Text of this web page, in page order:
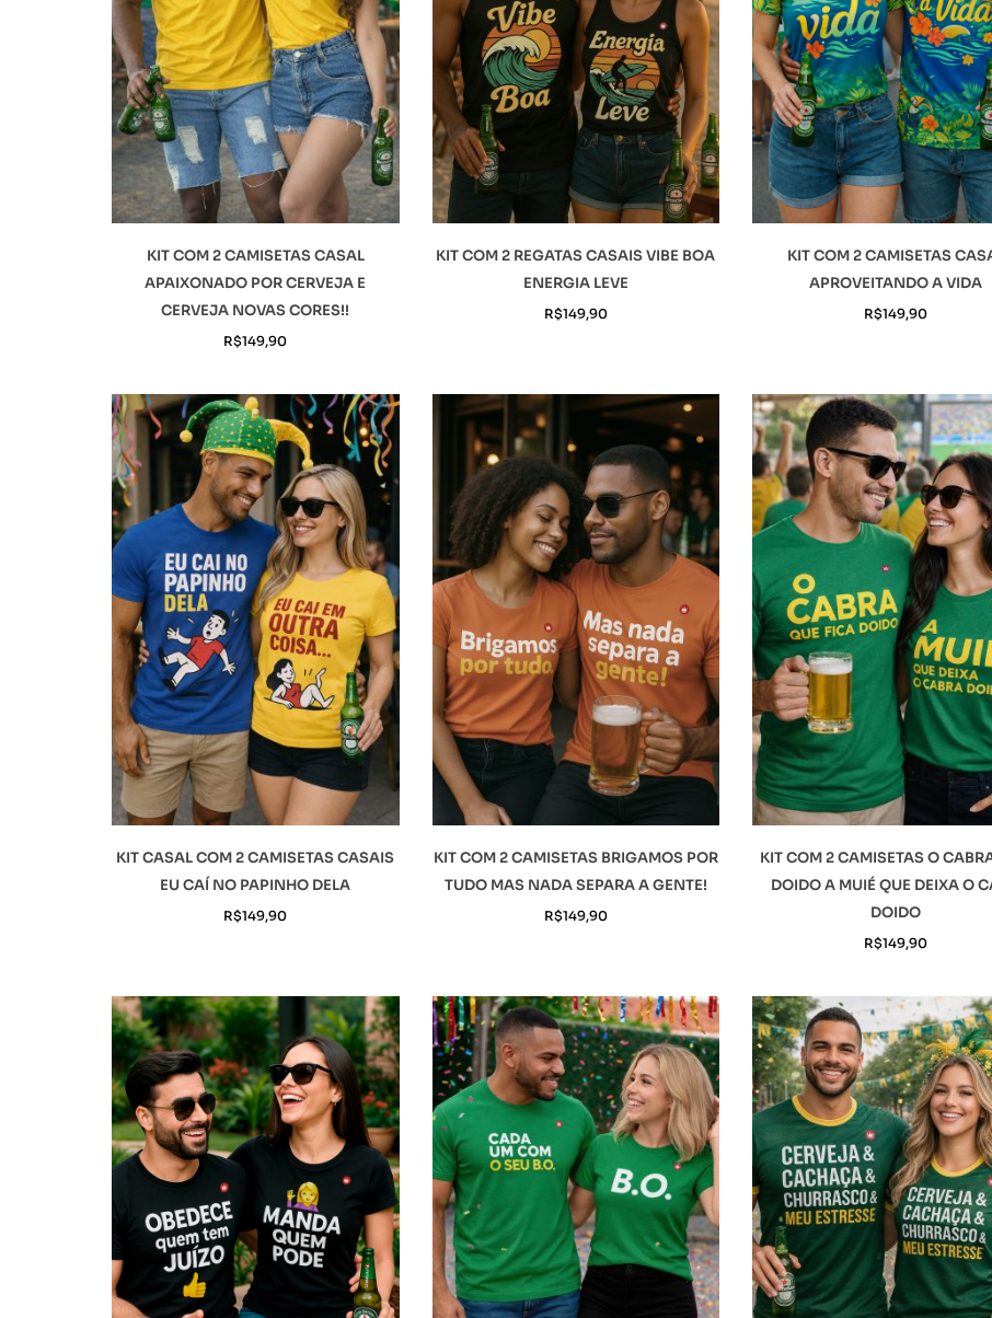
KIT COM 2 CAMISETAS CASAL
APAIXONADO POR CERVEJA E
CERVEJA NOVAS CORES!!
R$149,90
KIT COM 2 REGATAS CASAIS VIBE BOA
ENERGIA LEVE
R$149,90
KIT COM 2 CAMISETAS
APROVEITANDO A VIDA
R$149,90
KIT CASAL COM 2 CAMISETAS CASAIS
EU CAÍ NO PAPINHO DELA
R$149,90
KIT COM 2 CAMISETAS BRIGAMOS POR
TUDO MAS NADA SEPARA A GENTE!
R$149,90
KIT COM 2 CAMISETAS O
DOIDO A MUIÉ QUE DEIXA O
DOIDO
R$149,90